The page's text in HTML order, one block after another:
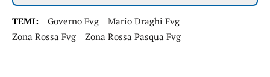
TEMI: Governo Fvg
Mario Draghi Fvg
Zona Rossa Fvg
Zona Rossa Pasqua Fvg